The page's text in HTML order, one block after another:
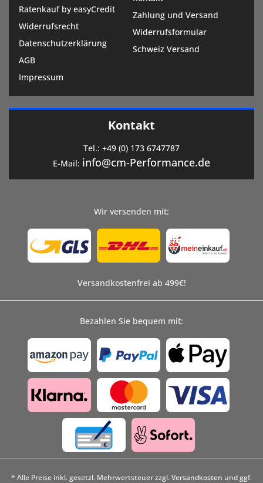
Ratenkauf by easyCredit
Widerrufsrecht
Datenschutzerklärung
AGB
Impressum
Zahlung und Versand
Widerrufsformular
Schweiz Versand
Kontakt
Tel.: +49 (0) 173 6747787
E-Mail: info@cm-Performance.de
Wir versenden mit:
Versandkostenfrei ab 499€!
Bezahlen Sie bequem mit:
* Alle Preise inkl. gesetzl. Mehrwertsteuer zzgl.Versandkosten und ggf.